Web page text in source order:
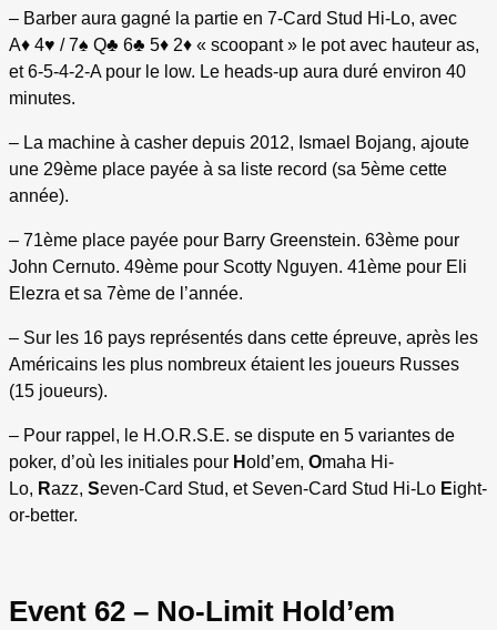
– Barber aura gagné la partie en 7-Card Stud Hi-Lo, avec
A♦ 4♥ / 7♠ Q♣ 6♣ 5♦ 2♦ « scoopant » le pot avec hauteur as,
et 6-5-4-2-A pour le low. Le heads-up aura duré environ 40
minutes.
– La machine à casher depuis 2012, Ismael Bojang, ajoute
une 29ème place payée à sa liste record (sa 5ème cette
année).
– 71ème place payée pour Barry Greenstein. 63ème pour
John Cernuto. 49ème pour Scotty Nguyen. 41ème pour Eli
Elezra et sa 7ème de l’année.
– Sur les 16 pays représentés dans cette épreuve, après les
Américains les plus nombreux étaient les joueurs Russes
(15 joueurs).
– Pour rappel, le H.O.R.S.E. se dispute en 5 variantes de
poker, d’où les initiales pour Hold’em, Omaha Hi-
Lo, Razz, Seven-Card Stud, et Seven-Card Stud Hi-Lo Eight-
or-better.
Event 62 – No-Limit Hold’em